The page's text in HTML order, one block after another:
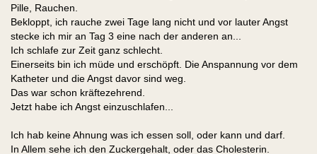
Pille, Rauchen.
Bekloppt, ich rauche zwei Tage lang nicht und vor lauter Angst
stecke ich mir an Tag 3 eine nach der anderen an...
Ich schlafe zur Zeit ganz schlecht.
Einerseits bin ich müde und erschöpft. Die Anspannung vor dem
Katheter und die Angst davor sind weg.
Das war schon kräftezehrend.
Jetzt habe ich Angst einzuschlafen...
Ich hab keine Ahnung was ich essen soll, oder kann und darf.
In Allem sehe ich den Zuckergehalt, oder das Cholesterin.